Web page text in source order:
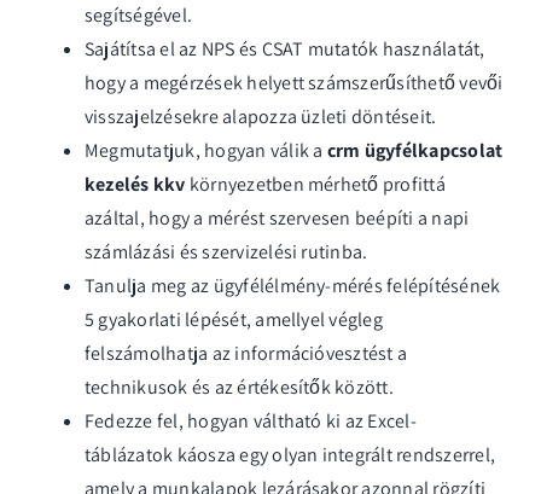
segítségével.
Sajátítsa el az NPS és CSAT mutatók használatát,
hogy a megérzések helyett számszerűsíthető vevői
visszajelzésekre alapozza üzleti döntéseit.
Megmutatjuk, hogyan válik a crm ügyfélkapcsolat
kezelés kkv környezetben mérhető profittá
azáltal, hogy a mérést szervesen beépíti a napi
számlázási és szervizelési rutinba.
Tanulja meg az ügyfélélmény-mérés felépítésének
5 gyakorlati lépését, amellyel végleg
felszámolhatja az információvesztést a
technikusok és az értékesítők között.
Fedezze fel, hogyan váltható ki az Excel-
táblázatok káosza egy olyan integrált rendszerrel,
amely a munkalapok lezárásakor azonnal rögzíti